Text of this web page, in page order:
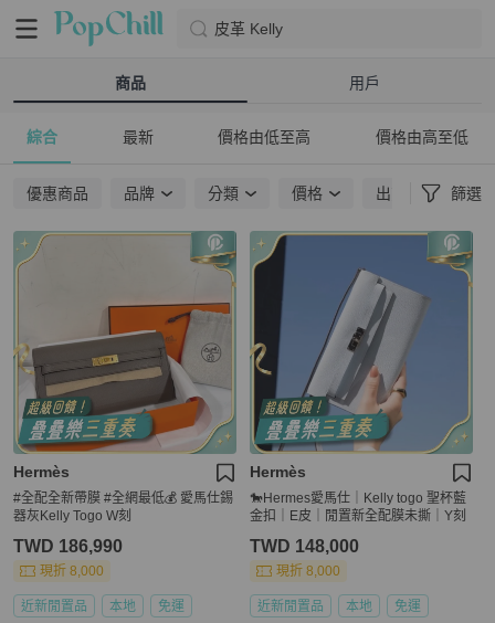
皮革 Kelly
商品 用戶
綜合 最新 價格由低至高 價格由高至低
優惠商品 品牌 分類 價格 出貨地點 篩選
Hermès
#全配全新帶膜 #全網最低💰 愛馬仕錫
器灰Kelly Togo W刻
TWD 186,990
現折 8,000
近新閒置品 本地 免運
Hermès
🐎Hermes愛馬仕｜Kelly togo 聖杯藍
金扣｜E皮｜閒置新全配膜未撕｜Y刻
TWD 148,000
現折 8,000
近新閒置品 本地 免運